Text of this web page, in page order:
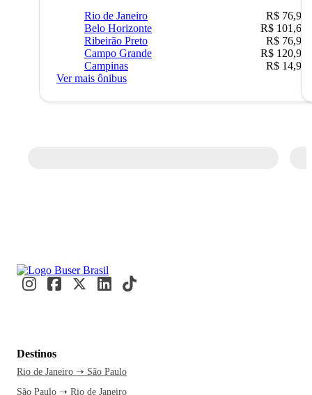
Rio de Janeiro
R$ 76,90
Belo Horizonte
R$ 101,67
Ribeirão Preto
R$ 76,90
Campo Grande
R$ 120,90
Campinas
R$ 14,90
Ver mais ônibus
Destinos
Rio de Janeiro ➝ São Paulo
São Paulo ➝ Rio de Janeiro